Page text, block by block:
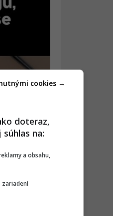
doteraz,
na:
a obsahu,
zariadení
cookies →